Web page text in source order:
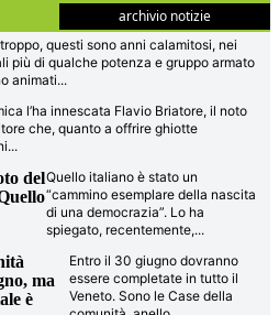
archivio notizie
questi sono anni calamitosi, nei
più di qualche potenza e gruppo armato
animati...
l’ha innescata Flavio Briatore, il noto
che, quanto a offrire ghiotte
...
delQuello italiano è stato un
“cammino esemplare della nascita
di una democrazia”. Lo ha
spiegato, recentemente,...
ma
è
Entro il 30 giugno dovranno
essere completate in tutto il
Veneto. Sono le Case della